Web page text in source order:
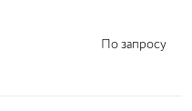
По запросу